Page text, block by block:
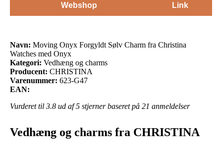
Webshop Link
Navn: Moving Onyx Forgyldt Sølv Charm fra Christina
Watches med Onyx
Kategori: Vedhæng og charms
Producent: CHRISTINA
Varenummer: 623-G47
EAN:
Vurderet til 3.8 ud af 5 stjerner baseret på 21 anmeldelser
Vedhæng og charms fra CHRISTINA